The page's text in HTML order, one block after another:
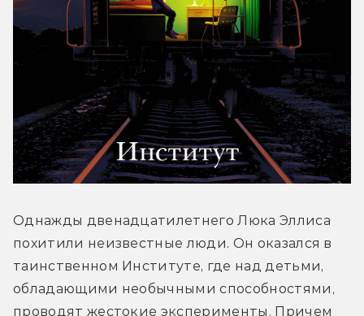
Однажды двенадцатилетнего Люка Эллиса
похитили неизвестные люди. Он оказался в
таинственном Институте, где над детьми,
обладающими необычными способностями,
проводят жестокие эксперименты. Причем